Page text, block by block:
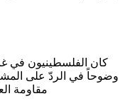
كان الفلسطينيون في
وضوحاً في الردّ على
مقاومة